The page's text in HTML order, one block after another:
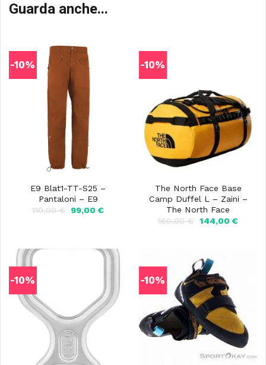
Guarda anche...
-10%
E9 Blat1-TT-S25 –
Pantaloni – E9
110,00€
Il
99,00€Il
-10%
The North Face Base
Camp Duffel L – Zaini –
The North Face
160,00€
Il
144,00 €Il
-10% -10%